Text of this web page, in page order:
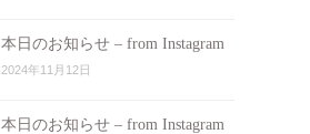
本日のお知らせ – from Instagram
2024年11月12日
本日のお知らせ – from Instagram